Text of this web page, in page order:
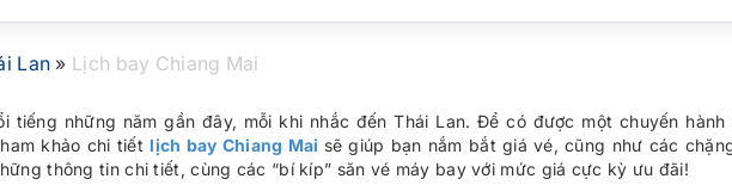
Lan » Lịch bay Chiang Mai
tiếng những năm gần đây, mỗi khi nhắc đến Thái Lan. Để có được một chuyến hành
khảo chi tiếtlịch bay Chiang Mai sẽ giúp bạn nắm bắt giá vé, cũng như các
thông tin chi tiết, cùng các “bí kíp” săn vé máy bay với mức giá cực kỳ ưu đãi!